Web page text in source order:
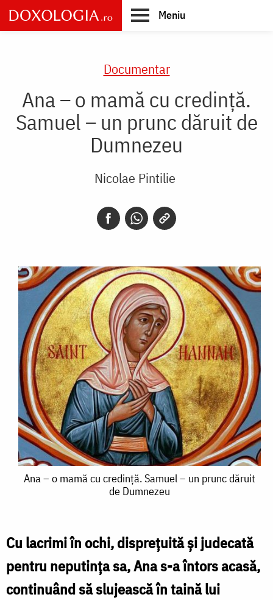
Skip
to
main
Meniu
Documentar
Ana – o mamă cu credință.
Samuel – un prunc dăruit de
Dumnezeu
Nicolae Pintilie
Ana
mamă
cu
credință.
Ana – o mamă cu credință. Samuel – un prunc dăruit
de Dumnezeu
Cu lacrimi în ochi, disprețuită și judecată
pentru neputința sa, Ana s-a întors acasă,
continuând să slujească în taină lui